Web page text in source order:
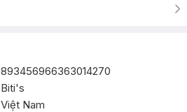
893456966363014270
Biti's
Việt Nam